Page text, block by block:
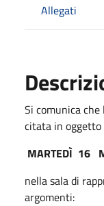
Allegati
Si comunica
citata in
MARTEDÌ 16
nella sala di
argomenti: